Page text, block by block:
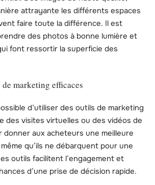
attrayante les différents espaces
faire toute la différence. Il est
des photos à bonne lumière et
font ressortir la superficie des
marketing efficaces
d’utiliser des outils de marketing
des visites virtuelles ou des vidéos de
aux acheteurs une meilleure
qu’ils ne débarquent pour une
outils facilitent l’engagement et
d’une prise de décision rapide.